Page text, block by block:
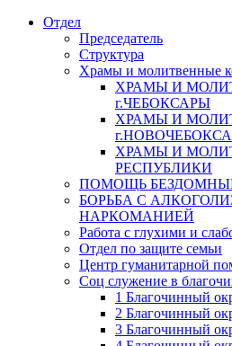
Отдел
Председатель
Структура
Храмы и молитвенные
ХРАМЫ И
г.ЧЕБОКСАРЫ
ХРАМЫ И
ХРАМЫ И
РЕСПУБЛИКИ
ПОМОЩЬ
БОРЬБА С
НАРКОМАНИЕЙ
Работа с глухими и
Отдел по защите семьи
Центр гуманитарной
Соц служение в
1 Благочинный
2 Благочинный
3 Благочинный